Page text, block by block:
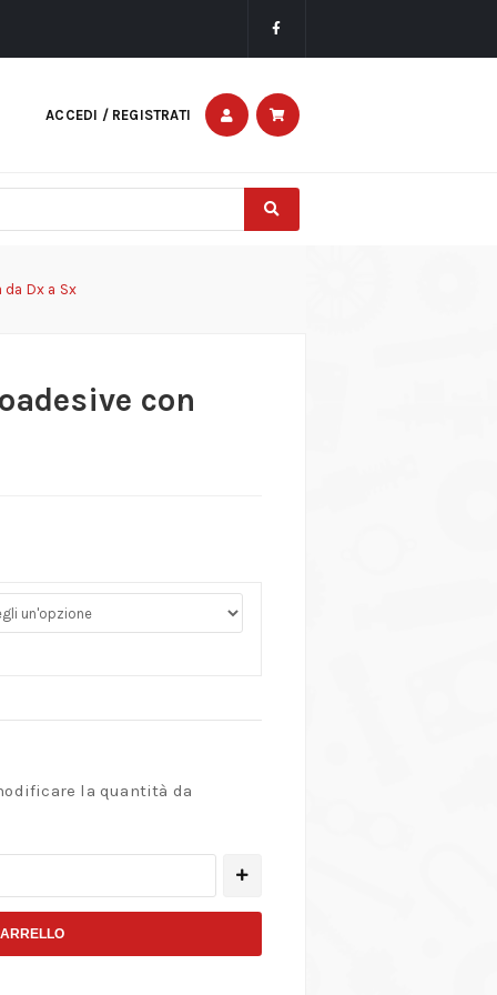
ACCEDI / REGISTRATI
Dx a Sx
con
la quantità da